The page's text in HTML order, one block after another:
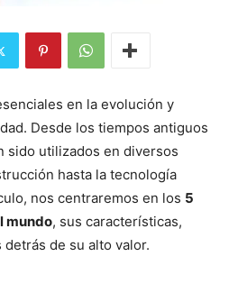
en la evolución y
Desde los tiempos antiguos
sido utilizados en diversos
hasta la tecnología
nos centraremos en los 5
mundo, sus características,
de su alto valor.